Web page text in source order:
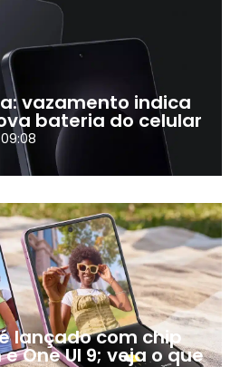
vazamento indica
bateria do celular
09:08
lançado com chip
One UI 9; veja o que